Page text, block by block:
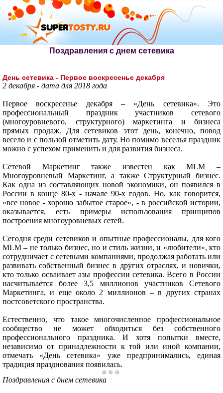
Поздравления с днем сетевика
День сетевика - Первое воскресенье декабря
2 декабря - дата для 2018 года
Первое воскресенье декабря – «День сетевика». Это
профессиональный праздник участников сетевого
(многоуровневого, структурного) маркетинга и бизнеса
прямых продаж. Для сетевиков этот день, конечно, повод
весело и с пользой отметить дату. Но помимо веселья праздник
можно с успехом применить и для развития бизнеса.
Сетевой Маркетинг также известен как MLM –
Многоуровневый Маркетинг, а также Структурный бизнес.
Как одна из составляющих новой экономики, он появился в
России в конце 80-х - начале 90-х годов. Но, как говорится,
«все новое - хорошо забытое старое», - в российской истории,
оказывается, есть примеры использования принципов
построения многоуровневых сетей.
Сегодня среди сетевиков и опытные профессионалы, для кого
MLM – не только бизнес, но и стиль жизни, и «любители», кто
сотрудничает с сетевыми компаниями, продолжая работать или
развивать собственный бизнес в других отраслях, и новички,
кто только осваивает азы профессии сетевика. Всего в России
насчитывается более 3,5 миллионов участников Сетевого
Маркетинга, и еще около 2 миллионов – в других странах
постсоветского пространства.
Естественно, что такое многочисленное профессиональное
сообщество не может обходиться без собственного
профессионального праздника. И хотя попытки вместе,
независимо от принадлежности к той или иной компании,
отмечать «День сетевика» уже предпринимались, единая
традиция празднования появилась.
Поздравления с днем сетевика